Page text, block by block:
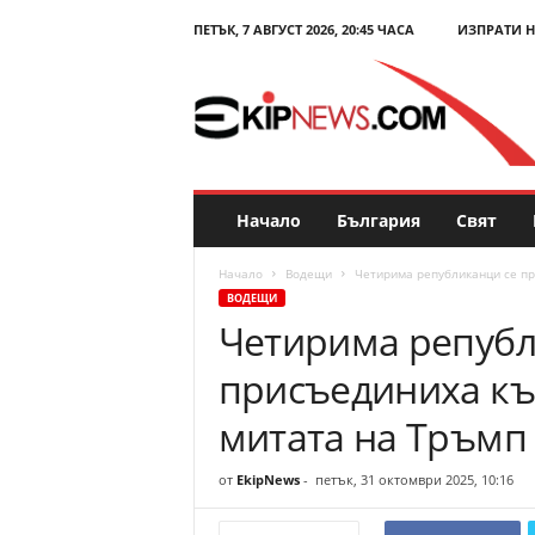
ПЕТЪК, 7 АВГУСТ 2026, 20:45 ЧАСА ИЗПРАТИ
E
p
N
и
Начало България Свят
Начало Водещи Четирима републиканци се
ВОДЕЩИ
Четирима
присъединиха
митата на Тръмп
от EkipNews- петък, 31 октомври 2025, 10:16